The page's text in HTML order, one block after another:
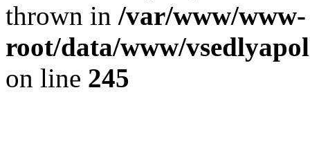
thrown in /var/www/www-
root/data/www/
on line 245